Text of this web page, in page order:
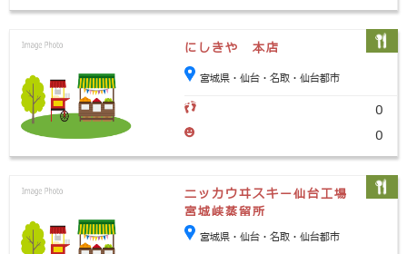
にしきや 本店
宮城県・仙台・名取・仙台都市
0
0
ニッカウヰスキー仙台工場
宮城峡蒸留所
宮城県・仙台・名取・仙台都市